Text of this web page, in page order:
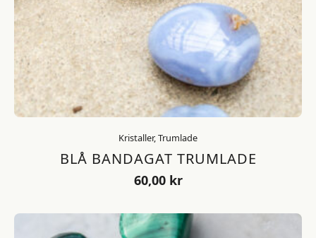
Kristaller, Trumlade
BLÅ BANDAGAT TRUMLADE
60,00 kr